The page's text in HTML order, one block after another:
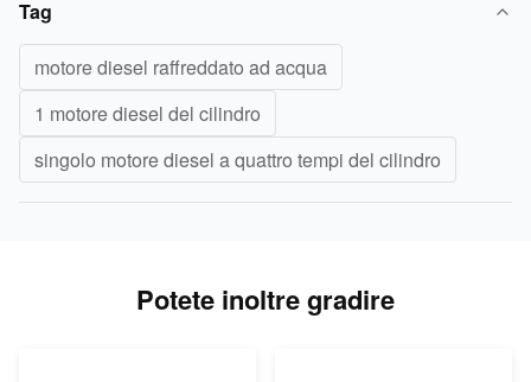
Tag
motore diesel raffreddato ad acqua
1 motore diesel del cilindro
singolo motore diesel a quattro tempi del cilindro
Potete inoltre gradire